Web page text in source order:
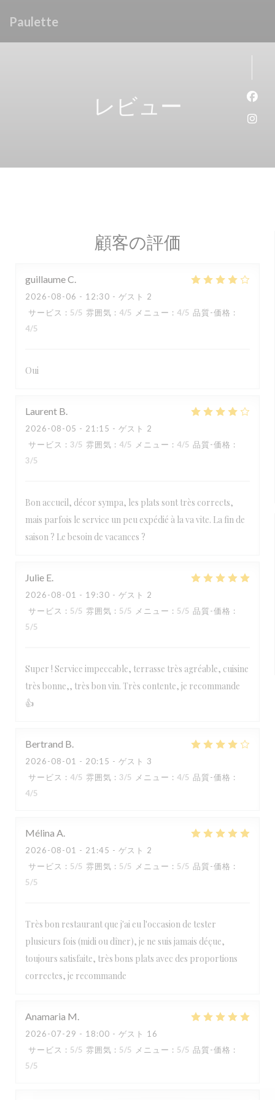
Paulette
レビュー
顧客の評価
guillaumeC
2026-08-06 - 12:30 - ゲスト 2
サービス : 5/5 雰囲気 : 4/5 メニュー : 4/5 品質-価格 :
4/5
Oui
Laurent B
2026-08-05 - 21:15 - ゲスト 2
サービス : 3/5 雰囲気 : 4/5 メニュー : 4/5 品質-価格 :
3/5
Bon accueil, décor sympa, les plats sont très corrects,
mais parfois le service un peu expédié à la va vite. La fin de
saison ? Le besoin de vacances ?
Julie E
2026-08-01 - 19:30 - ゲスト 2
サービス : 5/5 雰囲気 : 5/5 メニュー : 5/5 品質-価格 :
5/5
Super ! Service impeccable, terrasse très agréable, cuisine
très bonne,, très bon vin. Très contente, je recommande
👍
Bertrand B
2026-08-01 - 20:15 - ゲスト 3
サービス : 4/5 雰囲気 : 3/5 メニュー : 4/5 品質-価格 :
4/5
Mélina A
2026-08-01 - 21:45 - ゲスト 2
サービス : 5/5 雰囲気 : 5/5 メニュー : 5/5 品質-価格 :
5/5
Très bon restaurant que j'ai eu l'occasion de tester
plusieurs fois (midi ou dîner), je ne suis jamais déçue,
toujours satisfaite, très bons plats avec des proportions
correctes, je recommande
Anamaria M
2026-07-29 - 18:00 - ゲスト 16
サービス : 5/5 雰囲気 : 5/5 メニュー : 5/5 品質-価格 :
5/5
Paulette